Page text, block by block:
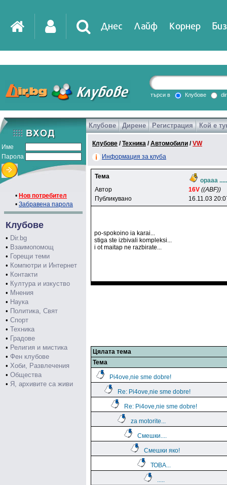
Днес Лайф Корнер
DirTV Impressio
Games
търси в Клубове
Име
Парола
• Нов потребител
• Забравена парола
Клубове
• Dir.bg
• Взаимопомощ
• Горещи теми
• Компютри и Интернет
• Контакти
• Култура и изкуство
• Мнения
• Наука
• Политика, Свят
• Спорт
• Техника
• Градове
• Религия и мистика
• Фен клубове
• Хоби, Развлечения
• Общества
• Я, архивите са живи
Клубове Дирене Регистрация Кой е
Клубове /Техника /Автомобили /VW
Информация за клуба
Тема
opaaa
Автор
16V ((ABF))
Публикувано
16.11.03
po-spokoino ia karai...
stiga ste izbivali kompleksi...
i ot maitap ne razbirate...
Цялата тема
Тема
Pi4ove,nie sme dobre!
Re: Pi4ove,nie sme dobre!
Re: Pi4ove,nie sme dobre!
za motorite...
Смешки....
Смешки яко!
ТОВА...
.....